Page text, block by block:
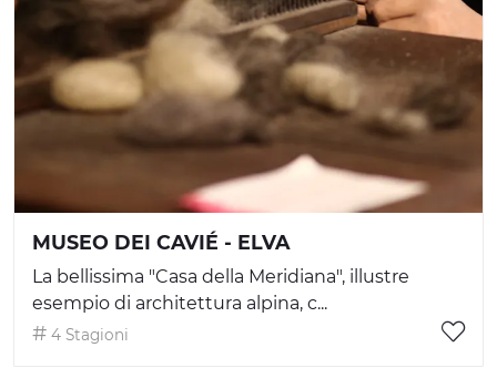
MUSEO DEI CAVIÉ - ELVA
La bellissima "Casa della Meridiana", illustre
esempio di architettura alpina, c...
4 Stagioni